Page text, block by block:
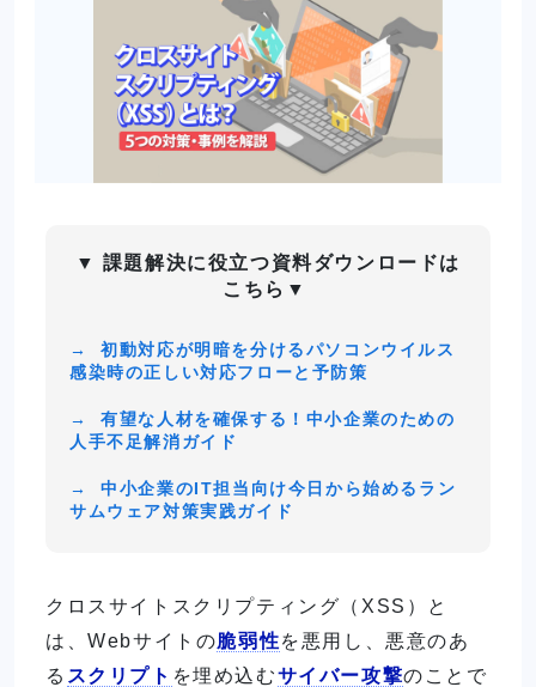
▼ 課題解決に役立つ資料ダウンロードは
こちら ▼
→
初動対応が明暗を分けるパソコンウイルス
感染時の正しい対応フローと予防策
→
有望な人材を確保する！中小企業のための
人手不足解消ガイド
→
中小企業のIT担当向け今日から始めるラン
サムウェア対策実践ガイド
クロスサイトスクリプティング（XSS）と
は、Webサイトの脆弱性を悪用し、悪意のあ
る スクリプト を埋め込むサイバー攻撃のことで